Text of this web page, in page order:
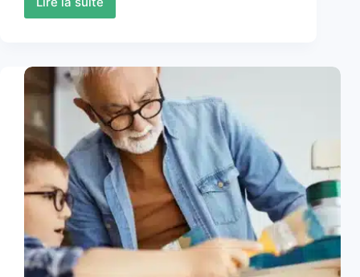
Comment
nettoyer
en
bois
sans
l’abîmer
pour
longtemps